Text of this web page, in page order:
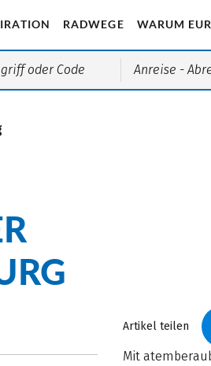
RADWEGE WARUM
Anreise -
Artikel teilen
Mit